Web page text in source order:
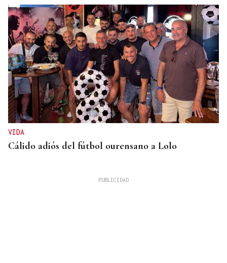
VIDA
Cálido adiós del fútbol ourensano a Lolo